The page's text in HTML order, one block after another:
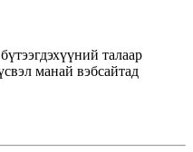
талаар
манай вэбсайтад